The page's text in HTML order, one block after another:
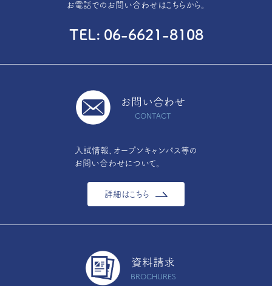
お電話でのお問い合わせはこちらから。
TEL 06-6621-8108
お問い合わせ
CONTACT
入試情報、オープンキャンパス等の
お問い合わせについて。
詳細はこちら
資料請求
BROCHURES